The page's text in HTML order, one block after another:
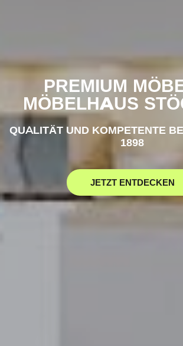
PREMIUM
MÖBELHAUS
QUALITÄT UND KOMPETENTE
1898
JETZT ENTDECKEN